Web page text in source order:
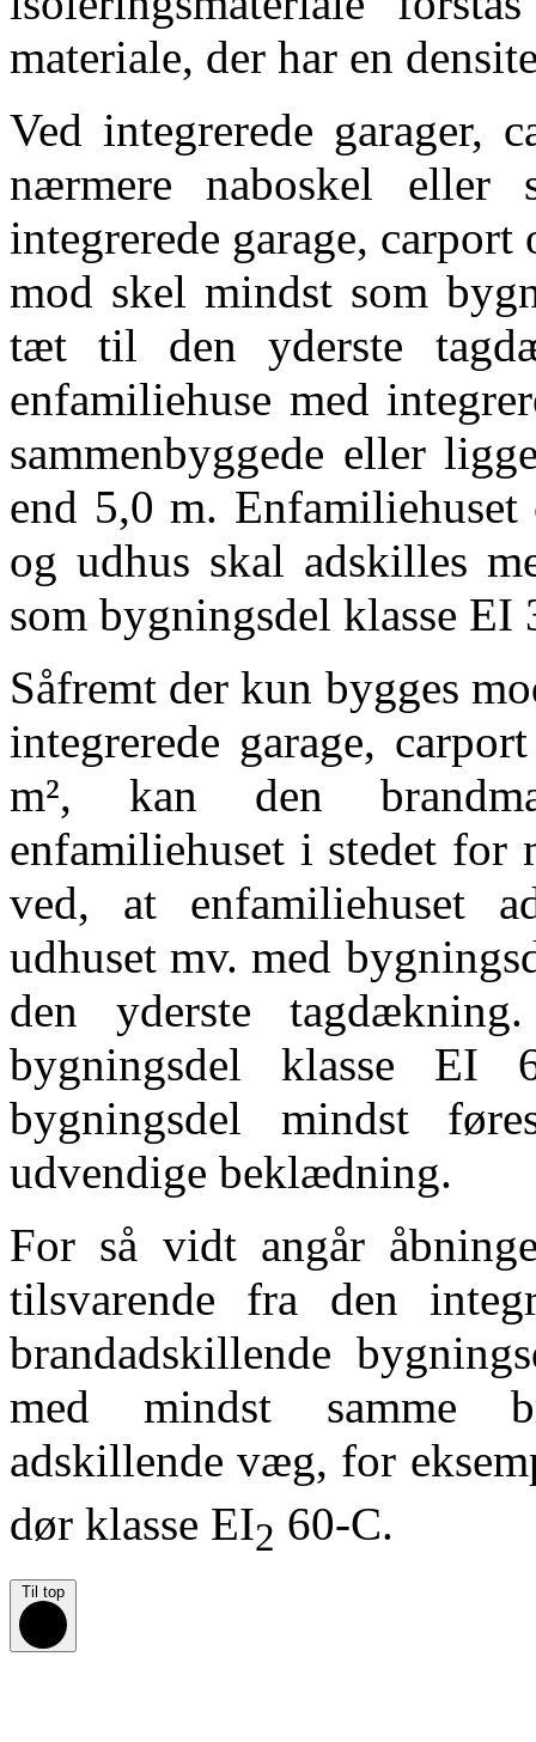
materiale, der har en
Ved integrerede garager,
nærmere naboskel
integrerede garage,
mod skel mindst som
tæt til den yderste
enfamiliehuse med
sammenbyggede eller
end 5,0 m. Enfamiliehuset
og udhus skal adskilles
som bygningsdel klasse EI
Såfremt der kun bygges
integrerede garage,
m², kan den
enfamiliehuset i stedet for
ved, at enfamiliehuset
udhuset mv. med
den yderste
bygningsdel klasse EI
bygningsdel mindst
udvendige beklædning.
For så vidt angår
tilsvarende fra den
brandadskillende
med mindst samme
adskillende væg, for
dør klasse EI2 60-C.
Til top